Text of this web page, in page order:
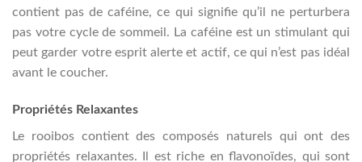
contient pas de caféine, ce qui signifie qu’il ne perturbera
pas votre cycle de sommeil. La caféine est un stimulant qui
peut garder votre esprit alerte et actif, ce qui n’est pas idéal
avant le coucher.
Propriétés Relaxantes
Le rooibos contient des composés naturels qui ont des
propriétés relaxantes. Il est riche en flavonoïdes, qui sont